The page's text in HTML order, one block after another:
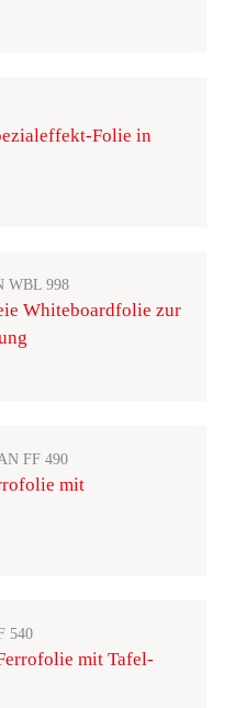
Folie in
WBL 998
Whiteboardfolie zur
FF 490
mit
540
mit Tafel-